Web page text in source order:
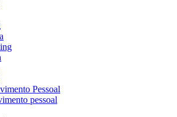
Pessoal
pessoal